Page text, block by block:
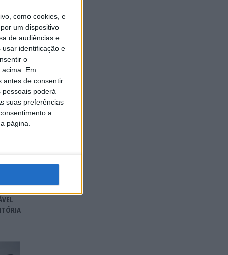
como cookies, e
um dispositivo
de audiências e
identificação e
o
Em
antes de consentir
poderá
suas preferências
a
página.
5